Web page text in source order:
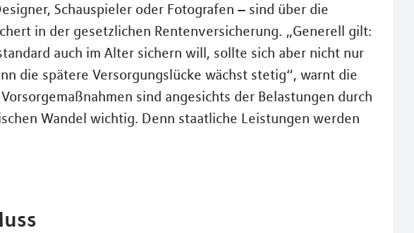
Schauspieler oder Fotografen – sind über die
in der gesetzlichen Rentenversicherung. „Generell gilt:
auch im Alter sichern will, sollte sich aber nicht nur
die spätere Versorgungslücke wächst stetig“, warnt die
sind angesichts der Belastungen durch
Wandel wichtig. Denn staatliche Leistungen werden